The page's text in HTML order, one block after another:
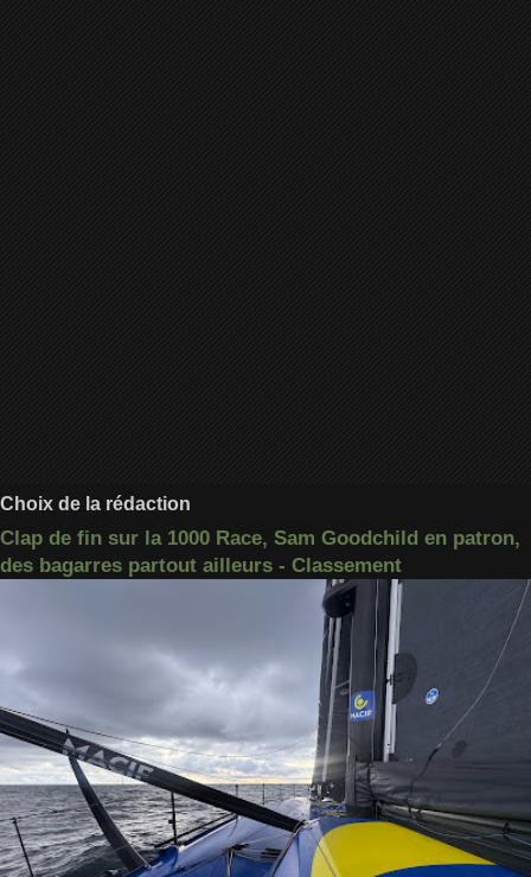
Choix de la rédaction
Clap de fin sur la 1000 Race, Sam Goodchild en patron,
des bagarres partout ailleurs - Classement